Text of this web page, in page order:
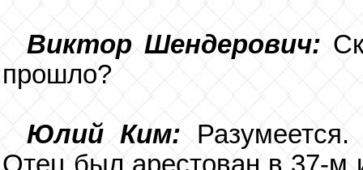
Виктор Шендерович:
прошло?
Юлий Ким: